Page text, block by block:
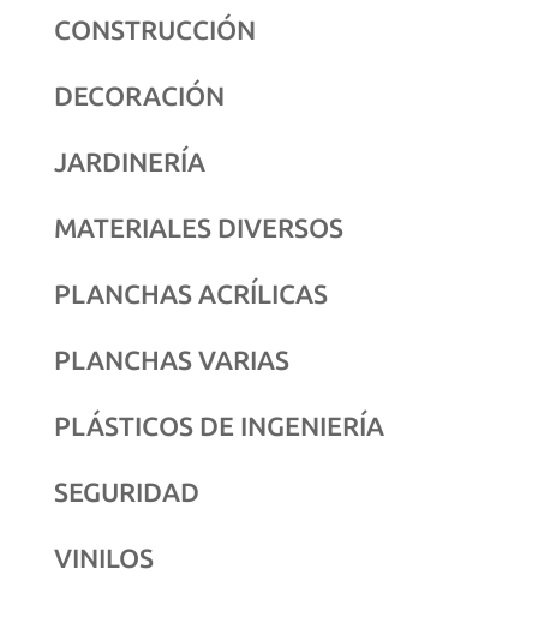
CONSTRUCCIÓN
DECORACIÓN
JARDINERÍA
MATERIALES DIVERSOS
PLANCHAS ACRÍLICAS
PLANCHAS VARIAS
PLÁSTICOS DE INGENIERÍA
SEGURIDAD
VINILOS